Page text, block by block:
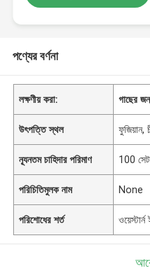
পণ্যের বর্ণনা
লক্ষণীয় করা: গাছের
উৎপত্তি স্থল ফুজিয়ান,
ন্যূনতম চাহিদার পরিমাণ 100 সেট
পরিচিতিমুলক নাম None
পরিশোধের শর্ত